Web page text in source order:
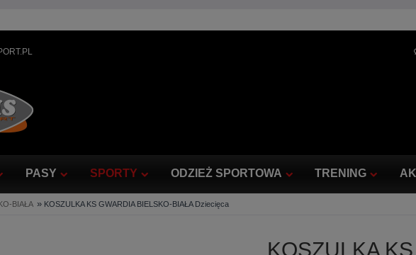
PASY SPORTY ODZIEŻ SPORTOWA TRENING
BIAŁA » KOSZULKA KS GWARDIA BIELSKO-BIAŁA Dziecięca
KOSZULKA